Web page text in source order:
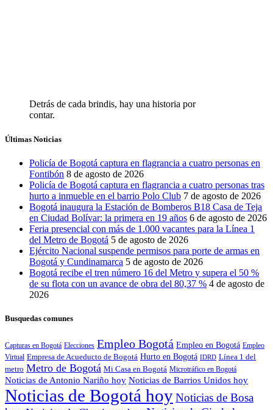
Detrás de cada brindis, hay una historia por
contar.
Últimas Noticias
Policía de Bogotá captura en flagrancia a cuatro personas en
Fontibón 8 de agosto de 2026
Policía de Bogotá captura en flagrancia a cuatro personas tras
hurto a inmueble en el barrio Polo Club 7 de agosto de 2026
Bogotá inaugura la Estación de Bomberos B18 Casa de Teja
en Ciudad Bolívar: la primera en 19 años 6 de agosto de 2026
Feria presencial con más de 1.000 vacantes para la Línea 1
del Metro de Bogotá 5 de agosto de 2026
Ejército Nacional suspende permisos para porte de armas en
Bogotá y Cundinamarca 5 de agosto de 2026
Bogotá recibe el tren número 16 del Metro y supera el 50 %
de su flota con un avance de obra del 80,37 % 4 de agosto de
2026
Busquedas comunes
Capturas en Bogotá Elecciones Empleo Bogotá Empleo en Bogotá Empleo
Virtual Empresa de Acueducto de Bogotá Hurto en Bogotá IDRD Línea 1 del
metro Metro de Bogotá Mi Casa en Bogotá Microtráfico en Bogotá
Noticias de Antonio Nariño hoy Noticias de Barrios Unidos hoy
Noticias de Bogotá hoyNoticias de Bosa